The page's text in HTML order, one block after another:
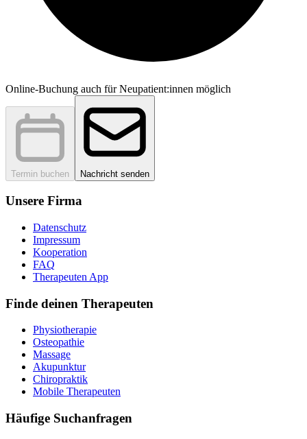
Online-Buchung auch für Neupatient:innen möglich
Termin buchen Nachricht senden
Unsere Firma
Datenschutz
Impressum
Kooperation
FAQ
Therapeuten App
Finde deinen Therapeuten
Physiotherapie
Osteopathie
Massage
Akupunktur
Chiropraktik
Mobile Therapeuten
Häufige Suchanfragen